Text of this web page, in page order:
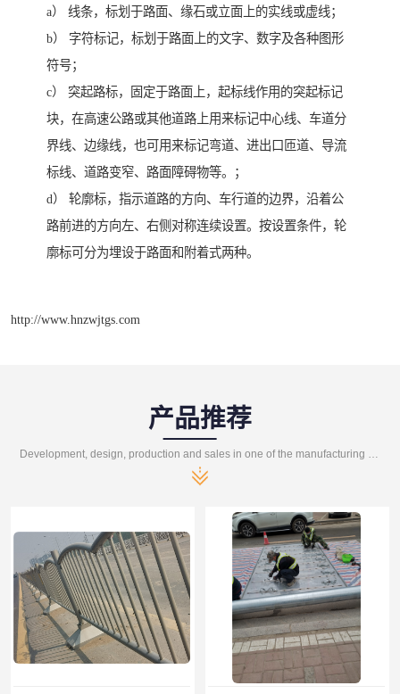
a） 线条，标划于路面、缘石或立面上的实线或虚线；
b） 字符标记，标划于路面上的文字、数字及各种图形
符号；
c） 突起路标，固定于路面上，起标线作用的突起标记
块，在高速公路或其他道路上用来标记中心线、车道分
界线、边缘线，也可用来标记弯道、进出口匝道、导流
标线、道路变窄、路面障碍物等。；
d） 轮廓标，指示道路的方向、车行道的边界，沿着公
路前进的方向左、右侧对称连续设置。按设置条件，轮
廓标可分为埋设于路面和附着式两种。
http://www.hnzwjtgs.com
产品推荐